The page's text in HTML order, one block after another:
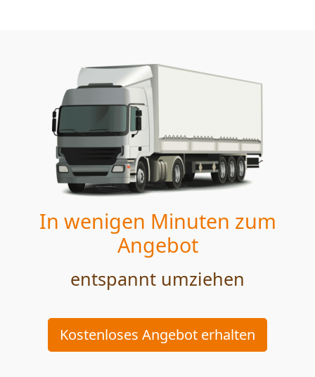
In wenigen Minuten zum
Angebot
entspannt umziehen
Kostenloses Angebot erhalten